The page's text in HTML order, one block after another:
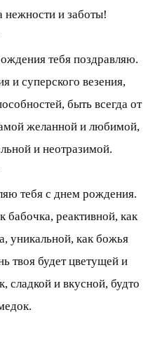
нежности и заботы!
тебя поздравляю.
и суперского везения,
быть всегда от
желанной и любимой,
и неотразимой.
тебя с днем рождения.
бабочка, реактивной, как
уникальной, как божья
твоя будет цветущей и
сладкой и вкусной, будто